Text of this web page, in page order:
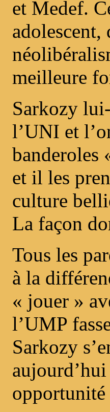
et Medef.
adolescent,
meilleure
Sarkozy
l’UNI et
banderoles
et il les
culture
La façon
Tous les
à la
« jouer »
l’UMP
Sarkozy
opportunité